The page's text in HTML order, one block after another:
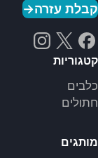
קבלת עזרה→
קטגוריות
כלבים
חתולים
מותגים